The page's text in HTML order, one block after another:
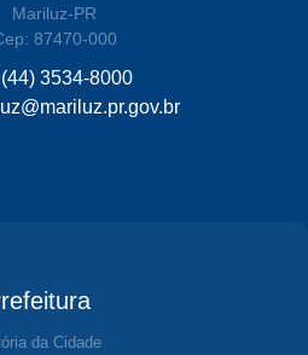
Mariluz-PR
87470-000
(44) 3534-8000
da Cidade